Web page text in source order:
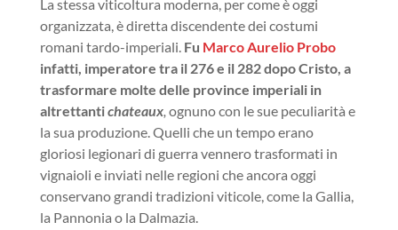
La stessa viticoltura moderna, per come è oggi
organizzata, è diretta discendente dei costumi
romani tardo-imperiali. Fu Marco Aurelio Probo
infatti, imperatore tra il 276 e il 282 dopo Cristo, a
trasformare molte delle province imperiali in
altrettantichateaux, ognuno con le sue peculiarità e
la sua produzione. Quelli che un tempo erano
gloriosi legionari di guerra vennero trasformati in
vignaioli e inviati nelle regioni che ancora oggi
conservano grandi tradizioni viticole, come la Gallia,
la Pannonia o la Dalmazia.